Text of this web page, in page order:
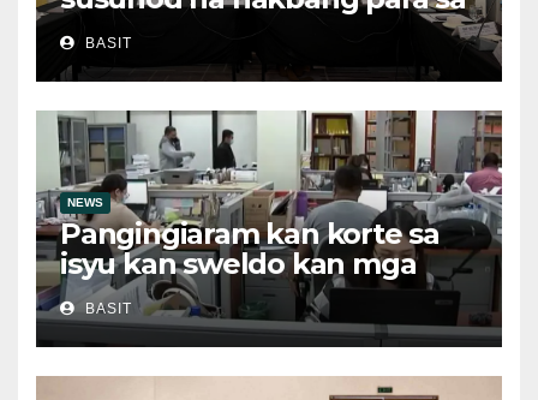
patuloy na pag-unlad ng
MIMAROPA
BASIT
NEWS
Pangingiaram kan korte sa
isyu kan sweldo kan mga
obrero, bawal sa ley asin
ilegal suboot
BASIT